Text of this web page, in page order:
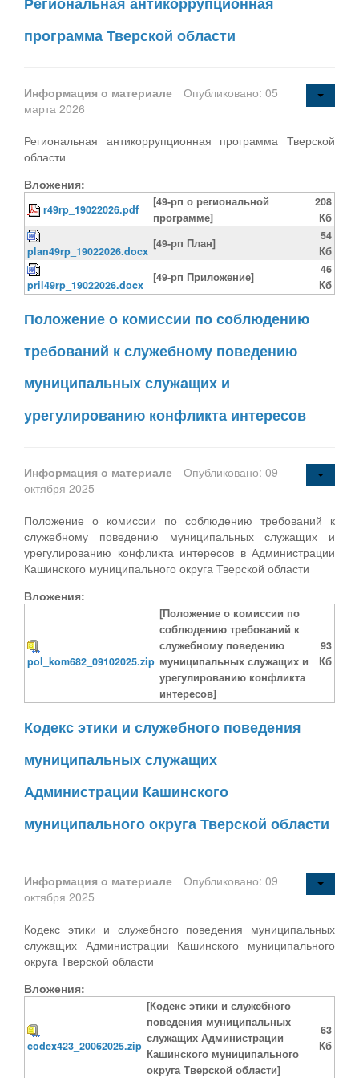
программа Тверской области
Информация о материале
Опубликовано: 05
марта 2026
Региональная антикоррупционная программа Тверской
области
Вложения:
r49rp_19022026.pdf
[49-рп о региональной
программе]
208
Кб
plan49rp_19022026.docx
[49-рп План]
54
Кб
pril49rp_19022026.docx
[49-рп Приложение]
46
Кб
Положение о комиссии по соблюдению
требований к служебному поведению
муниципальных служащих и
урегулированию конфликта интересов
Информация о материале
Опубликовано: 09
октября 2025
Положение о комиссии по соблюдению требований к
служебному поведению муниципальных служащих и
урегулированию конфликта интересов в Администрации
Кашинского муниципального округа Тверской области
Вложения:
pol_kom682_09102025.zip
[Положение о комиссии по
соблюдению требований к
служебному поведению
муниципальных служащих и
урегулированию конфликта
интересов]
93
Кб
Кодекс этики и служебного поведения
муниципальных служащих
Администрации Кашинского
муниципального округа Тверской области
Информация о материале
Опубликовано: 09
октября 2025
Кодекс этики и служебного поведения муниципальных
служащих Администрации Кашинского муниципального
округа Тверской области
Вложения:
codex423_20062025.zip
[Кодекс этики и служебного
поведения муниципальных
служащих Администрации
Кашинского муниципального
округа Тверской области]
63
Кб